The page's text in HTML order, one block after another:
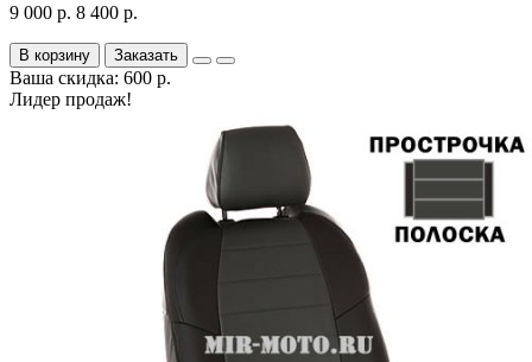
9 000 р. 8 400 р.
В корзину Заказать
Ваша скидка: 600 р.
Лидер продаж!